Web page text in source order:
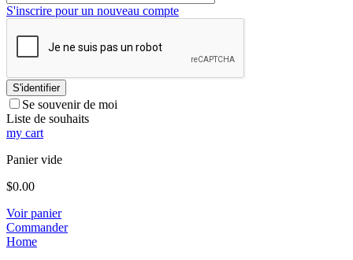
S'inscrire pour un nouveau compte
S'identifier
Se souvenir de moi
Liste de souhaits
my cart
Panier vide
$0.00
Voir panier
Commander
Home